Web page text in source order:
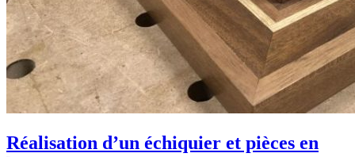
Réalisation d’un échiquier et pièces en